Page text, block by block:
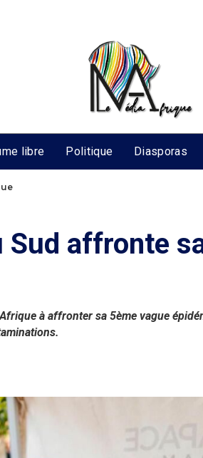
libre Politique Diasporas
Sud affronte
à affronter sa 5ème vague